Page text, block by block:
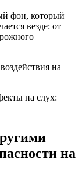
фон, который
везде: от
на
на слух:
на